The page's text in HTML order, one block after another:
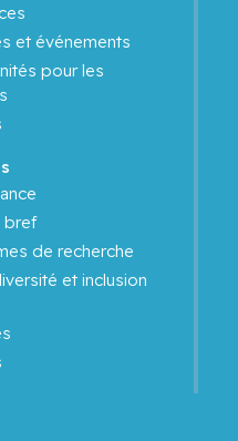
et événements
pour les
bref
de recherche
et inclusion